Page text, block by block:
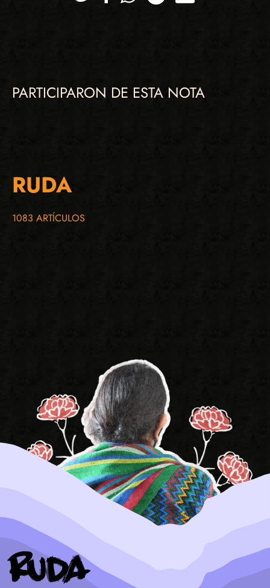
PARTICIPARON DE ESTA NOTA
RUDA
1083 ARTÍCULOS